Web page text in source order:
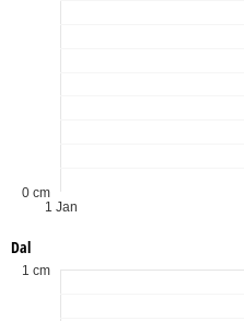
1 Jan
0 cm
Dal
1 cm